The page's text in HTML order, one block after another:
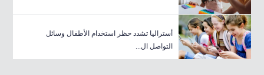
أستراليا تشدد حظر استخدام الأطفال وسائل
التواصل ال...